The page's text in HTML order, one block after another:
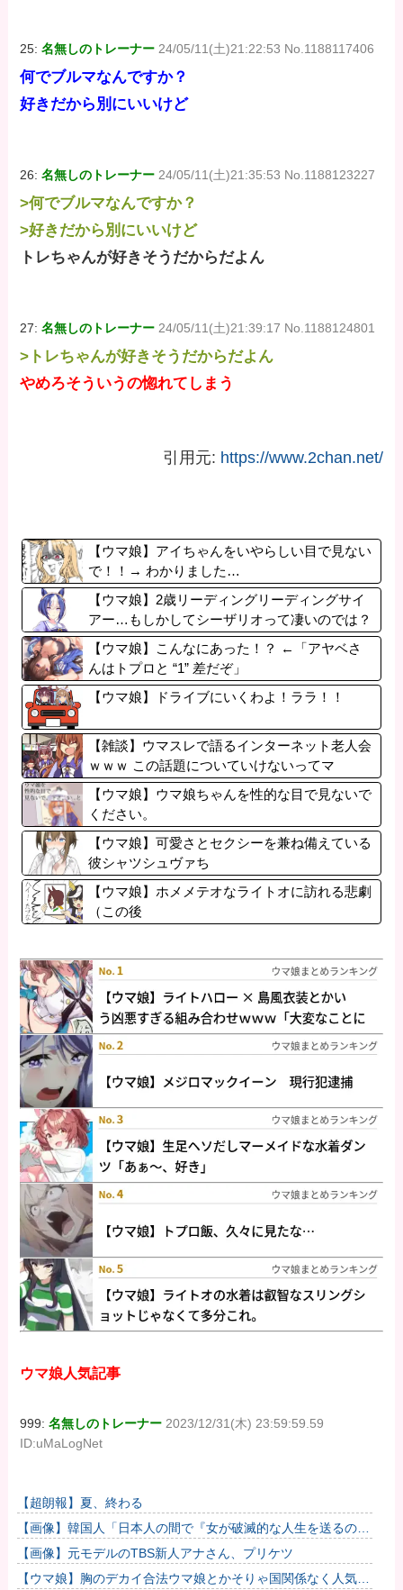
25:名無しのトレーナー 24/05/11(土)21:22:53 No.1188117406
何でブルマなんですか？
好きだから別にいいけど
26:名無しのトレーナー 24/05/11(土)21:35:53 No.1188123227
>何でブルマなんですか？
>好きだから別にいいけど
トレちゃんが好きそうだからだよん
27:名無しのトレーナー 24/05/11(土)21:39:17 No.1188124801
>トレちゃんが好きそうだからだよん
やめろそういうの惚れてしまう
引用元: https://www.2chan.net/
【ウマ娘】アイちゃんをいやらしい目で見ない
で！！→ わかりました…
【ウマ娘】2歳リーディングリーディングサイ
アー…もしかしてシーザリオって凄いのでは？
【ウマ娘】こんなにあった！？ ←「アヤベさ
んはトプロと “1” 差だぞ」
【ウマ娘】ドライブにいくわよ！ララ！！
【雑談】ウマスレで語るインターネット老人会
ｗｗｗ この話題についていけないってマ
ジ…！？
【ウマ娘】ウマ娘ちゃんを性的な目で見ないで
ください。
【ウマ娘】可愛さとセクシーを兼ね備えている
彼シャツシュヴァち
【ウマ娘】ホメメテオなライトオに訪れる悲劇
（この後
ウマ娘人気記事
999:名無しのトレーナー 2023/12/31(木) 23:59:59.59
ID:uMaLogNet
【超朗報】夏、終わる
【画像】韓国人「日本人の間で『女が破滅的な人生を送るのを
楽しむ陰湿な趣味』が流行っている」119万バズ
【画像】元モデルのTBS新人アナさん、プリケツ
【ウマ娘】胸のデカイ合法ウマ娘とかそりゃ国関係なく人気出